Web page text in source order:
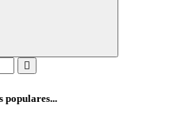
populares...